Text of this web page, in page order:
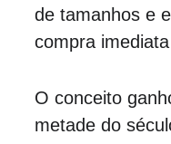
de tamanhos e
compra
O conceito
metade do